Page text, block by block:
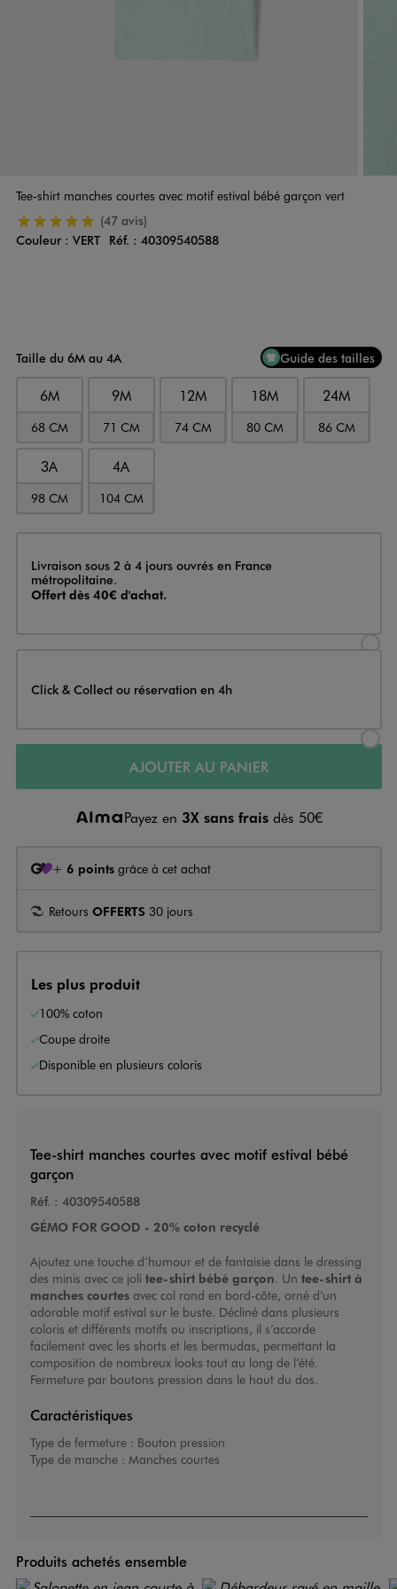
Tee-shirt manches courtes avec motif estival bébé garçon vert
5/5 de moyenne(47 avis)
Couleur
Couleur : VERT Réf. : 40309540588
Taille du 6M au 4A Guide des tailles
6M
68 CM
9M
71 CM
12M
74 CM
18M
80 CM
24M
86 CM
3A
98 CM
4A
104 CM
Livraison
Livraison sous 2 à 4 jours ouvrés en France
métropolitaine.
Offert dès 40€ d'achat.
Click & Collect ou réservation en 4h
AJOUTER AU PANIER
Payez en 3X sans frais dès 50€
+ 6 points grâce à cet achat
Retours OFFERTS 30 jours
Les plus produit
100% coton
Coupe droite
Disponible en plusieurs coloris
Tee-shirt manches courtes avec motif estival bébé
garçon
Réf. : 40309540588
GÉMO FOR GOOD - 20% coton recyclé
Ajoutez une touche d’humour et de fantaisie dans le dressing
des minis avec ce joli tee-shirt bébé garçon. Un tee-shirt à
manches courtesavec col rond en bord-côte, orné d’un
adorable motif estival sur le buste. Décliné dans plusieurs
coloris et différents motifs ou inscriptions, il s’accorde
facilement avec les shorts et les bermudas, permettant la
composition de nombreux looks tout au long de l’été.
Fermeture par boutons pression dans le haut du dos.
Caractéristiques
Type de fermeture : Bouton pression
Type de manche : Manches courtes
Produits achetés ensemble